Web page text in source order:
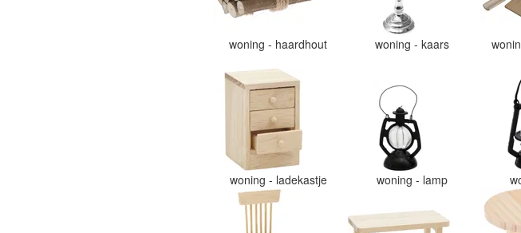
woning - haardhout woning - kaars
woning - ladekastje woning - lamp